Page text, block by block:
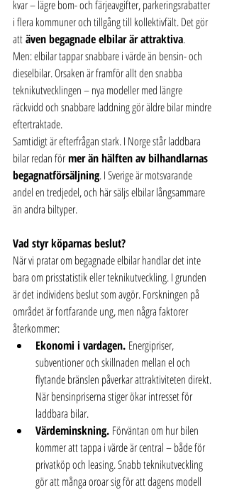
kvar – lägre bom- och färjeavgifter, parkeringsrabatter
i flera kommuner och tillgång till kollektivfält. Det gör
att även begagnade elbilar är attraktiva.
Men: elbilar tappar snabbare i värde än bensin- och
dieselbilar. Orsaken är framför allt den snabba
teknikutvecklingen – nya modeller med längre
räckvidd och snabbare laddning gör äldre bilar mindre
eftertraktade.
Samtidigt är efterfrågan stark. I Norge står laddbara
bilar redan för mer än hälften av bilhandlarnas
begagnatförsäljning. I Sverige är motsvarande
andel en tredjedel, och här säljs elbilar långsammare
än andra biltyper.
Vad styr köparnas beslut?
När vi pratar om begagnade elbilar handlar det inte
bara om prisstatistik eller teknikutveckling. I grunden
är det individens beslut som avgör. Forskningen på
området är fortfarande ung, men några faktorer
återkommer:
Ekonomi i vardagen. Energipriser,
subventioner och skillnaden mellan el och
flytande bränslen påverkar attraktiviteten direkt.
När bensinpriserna stiger ökar intresset för
laddbara bilar.
Värdeminskning. Förväntan om hur bilen
kommer att tappa i värde är central – både för
privatköp och leasing. Snabb teknikutveckling
gör att många oroar sig för att dagens modell